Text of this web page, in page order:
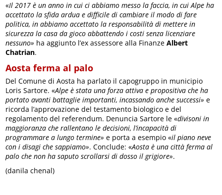
«Il 2017 è un anno in cui ci abbiamo messo la faccia, in cui Alpe ha
accettato la sfida ardua e difficile di cambiare il modo di fare
politica, in abbiamo accettato la responsabilità di mettere in
sicurezza la casa da gioco abbattendo i costi senza licenziare
nessuno» ha aggiunto l’ex assessore alla FinanzeAlbert
Chatrian.
Aosta ferma al palo
Del Comune di Aosta ha parlato il capogruppo in municipio
Loris Sartore. «Alpe è stata una forza attiva e propositiva che ha
portato avanti battaglie importanti, incassando anche successi» e
ricorda l’approvazione del testamento biologico e del
regolamento del referendum. Denuncia Sartore le «divisoni in
maggioranza che rallentano le decisioni, l’incapacità di
programmare a lungo termine» e porta a esempio «il piano neve
con i disagi che sappiamo». Conclude: «Aosta è una città ferma al
palo che non ha saputo scrollarsi di dosso il grigiore».
(danila chenal)